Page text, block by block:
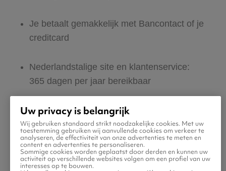
Je betaalt gemakkelijk met Bancontact of je
creditcard
Nederlandstalige site en klantenservice:
365 dagen per jaar bereikbaar
Zeker van veilig boeken en betalen
Boek ook direct een hotel of huurauto voor
in Eindhoven
Uw privacy is belangrijk
Wij gebruiken standaard strikt noodzakelijke cookies. Met uw
toestemming gebruiken wij aanvullende cookies om verkeer te
analyseren, de effectiviteit van onze advertenties te meten en
content en advertenties te personaliseren.
Sommige cookies worden geplaatst door derden en kunnen uw
activiteit op verschillende websites volgen om een profiel van uw
interesses op te bouwen.